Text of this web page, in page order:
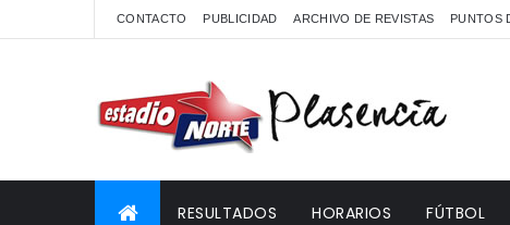
CONTACTO PUBLICIDAD ARCHIVO DE REVISTAS PUNTOS
RESULTADOS HORARIOS FÚTBOL